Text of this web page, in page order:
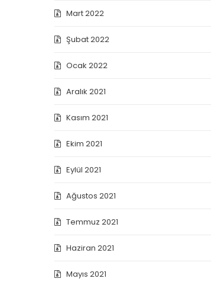
Mart 2022
Şubat 2022
Ocak 2022
Aralık 2021
Kasım 2021
Ekim 2021
Eylül 2021
Ağustos 2021
Temmuz 2021
Haziran 2021
Mayıs 2021